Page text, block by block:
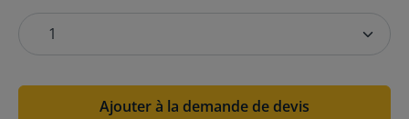
Ajouter à la demande de devis